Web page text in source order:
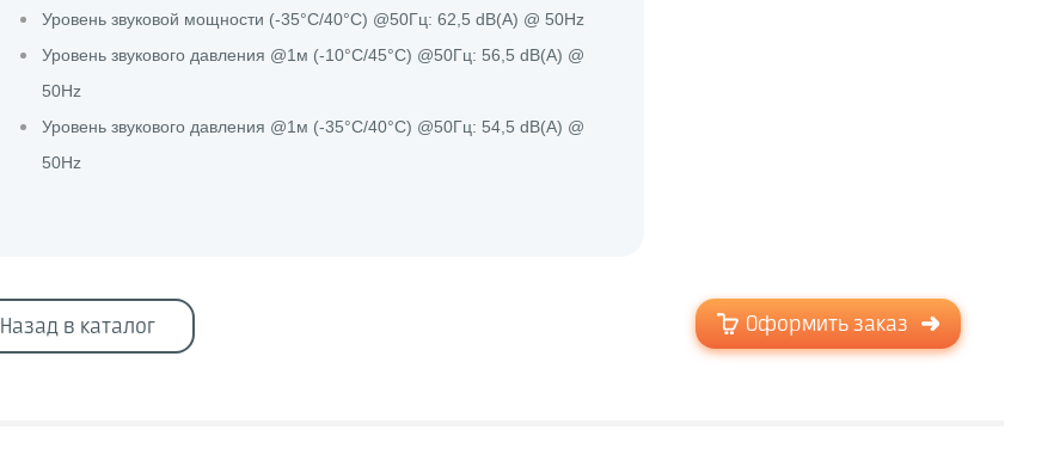
Уровень звуковой мощности (-35°C/40°C) @50Гц: 62,5 dB(A) @ 50Hz
Уровень звукового давления @1м (-10°C/45°C) @50Гц: 56,5 dB(A) @
50Hz
Уровень звукового давления @1м (-35°C/40°C) @50Гц: 54,5 dB(A) @
50Hz
Назад в каталог Оформить заказ